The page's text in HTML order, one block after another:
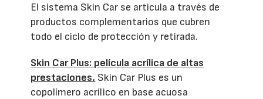
El sistema Skin Car se articula a través de
productos complementarios que cubren
todo el ciclo de protección y retirada.
Skin Car Plus: película acrílica de altas
prestaciones. Skin Car Plus es un
copolímero acrílico en base acuosa